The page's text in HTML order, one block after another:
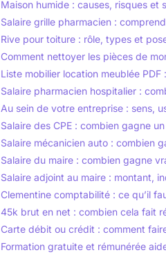
Maison humide : causes, risques et
Salaire grille pharmacien :
Rive pour toiture : rôle, types et
Comment nettoyer les pièces de
Liste mobilier location meublée PDF
Salaire pharmacien hospitalier :
Au sein de votre entreprise : sens,
Salaire des CPE : combien gagne
Salaire mécanicien auto : combien
Salaire du maire : combien gagne
Salaire adjoint au maire : montant,
Clementine comptabilité : ce qu’il
45k brut en net : combien cela fait
Carte débit ou crédit : comment
Formation gratuite et rémunérée